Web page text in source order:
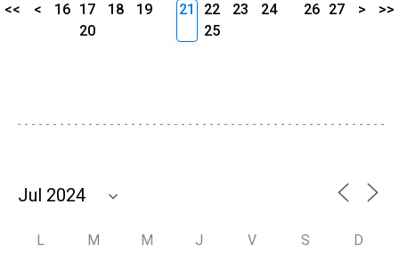
<< < 16 17 18
19
20
21 22 23
24
25
26 27 > >>
L M M J V S D